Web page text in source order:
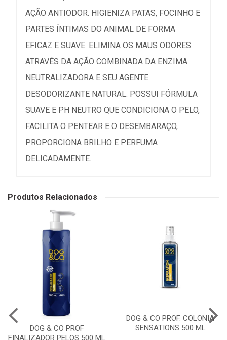
AÇÃO ANTIODOR. HIGIENIZA PATAS, FOCINHO E
PARTES ÍNTIMAS DO ANIMAL DE FORMA
EFICAZ E SUAVE. ELIMINA OS MAUS ODORES
ATRAVÉS DA AÇÃO COMBINADA DA ENZIMA
NEUTRALIZADORA E SEU AGENTE
DESODORIZANTE NATURAL. POSSUI FÓRMULA
SUAVE E PH NEUTRO QUE CONDICIONA O PELO,
FACILITA O PENTEAR E O DESEMBARAÇO,
PROPORCIONA BRILHO E PERFUMA
DELICADAMENTE.
Produtos Relacionados
DOG & CO PROF
FINALIZADOR PELOS 500 ML
DOG & CO PROF. COLONIA
SENSATIONS 500 ML